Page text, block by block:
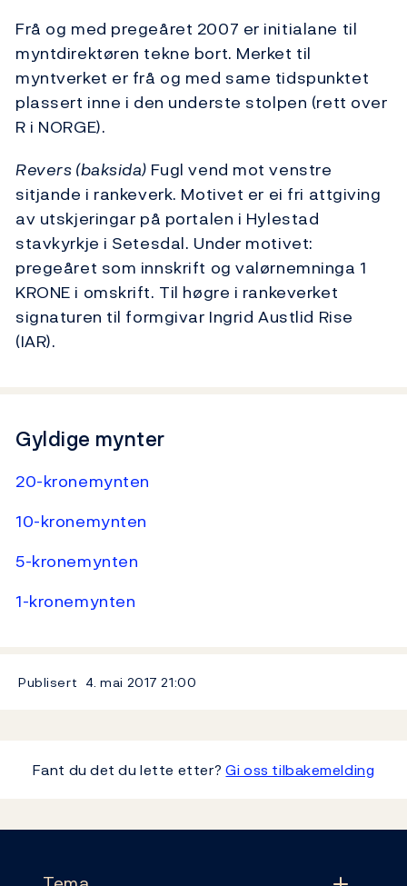
Frå og med pregeåret 2007 er initialane til
myntdirektøren tekne bort. Merket til
myntverket er frå og med same tidspunktet
plassert inne i den underste stolpen (rett over
R i NORGE).
Revers (baksida) Fugl vend mot venstre
sitjande i rankeverk. Motivet er ei fri attgiving
av utskjeringar på portalen i Hylestad
stavkyrkje i Setesdal. Under motivet:
pregeåret som innskrift og valørnemninga 1
KRONE i omskrift. Til høgre i rankeverket
signaturen til formgivar Ingrid Austlid Rise
(IAR).
Gyldige mynter
20-kronemynten
10-kronemynten
5-kronemynten
1-kronemynten
Publisert 4. mai 201721:00
Fant du det du lette etter?Gi oss tilbakemelding